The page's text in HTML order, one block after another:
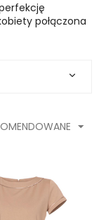
połączona